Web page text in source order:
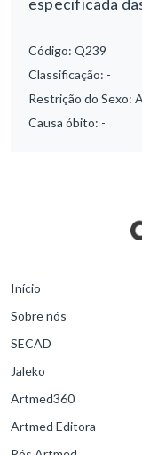
especificada
Código: Q239
Classificação: -
Restrição do Sexo:
Causa óbito: -
Início
Sobre nós
SECAD
Jaleko
Artmed360
Artmed Editora